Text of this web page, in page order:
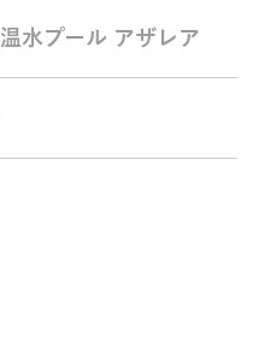
水プール アザレア